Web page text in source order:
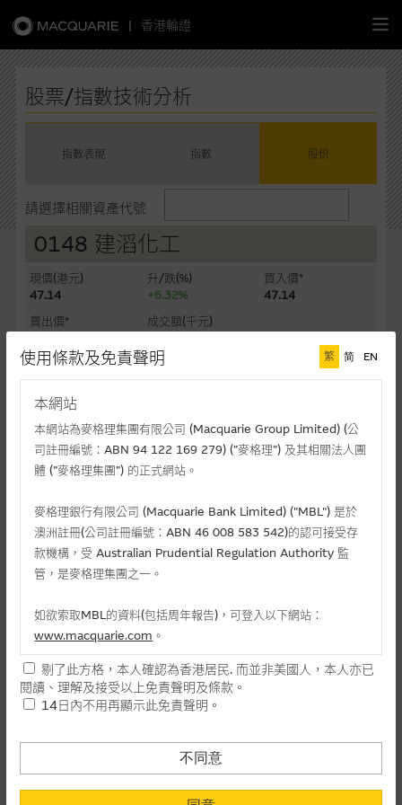
| 香港輪證
牛熊證
選股攻略
中資股票專頁
麥格理投資教室
會員專區
股票/指數技術分析
指數表現 指數 股份
請選擇相關資產代號
0148 建滔化工
現價(港元)
47.14
升/跌(%)
+6.32%
買入價*
47.14
賣出價*
成交額(千元)
最後更新時間: 07-08-2026 16:20 (十五分鐘延遲)
相關認股證/牛熊證
認購 認沽 牛證 熊證
編號 相關資產
13771 建滔化工(認購) 148.148 0.023
14291
建滔化工(認購)
15470
建滔化工(認購) 99.148 0.068
+17.24
28489
建滔化工(認購) 73
最後更新時間:07-08-2026 16:20 (15分鐘延遲)
使用條款及免責聲明 繁 简 EN
本網站
本網站為麥格理集團有限公司 (Macquarie Group Limited) (公
司註冊編號：ABN 94 122 169 279) (”麥格理”) 及其相關法人團
體 (”麥格理集團”) 的正式網站。
麥格理銀行有限公司 (Macquarie Bank Limited) ("MBL") 是於
澳洲註冊(公司註冊編號：ABN 46 008 583 542)的認可接受存
款機構，受 Australian Prudential Regulation Authority 監
管，是麥格理集團之一。
如欲索取MBL的資料(包括周年報告)，可登入以下網站：
www.macquarie.com 。
本網站所載資料會隨時更改，而不作另行通知，如閣下欲取麥格
理的資料，可直接聯絡本集團職員。
民使用，並不提供或發售予美國人。本網站內容無意要約或唆使
閣下購買證券、基金單位或其他投資工具(不論在參考條款上或在
其他地方)，但清楚表明上述意圖的個別段落則屬例外。
剔了此方格，本人確認為香港居民. 而並非美國人，本人亦已
閱讀、理解及接受以上免責聲明及條款。
14日內不用再顯示此免責聲明。
不同意